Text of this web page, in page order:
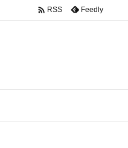
 RSS Feedly